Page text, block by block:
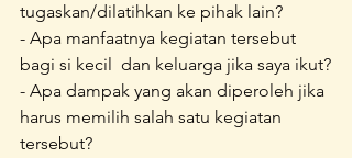
tugaskan/dilatihkan ke pihak lain?
- Apa manfaatnya kegiatan tersebut
bagi si kecil  dan keluarga jika saya ikut?
- Apa dampak yang akan diperoleh jika
harus memilih salah satu kegiatan
tersebut?